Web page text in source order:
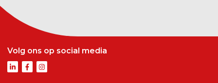
Volg ons op social media